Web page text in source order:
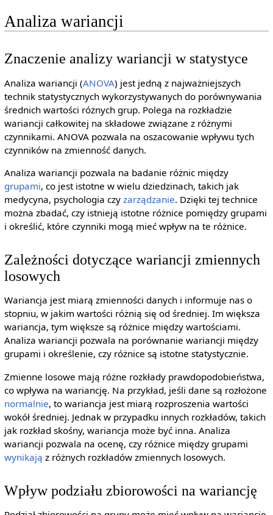
Analiza wariancji
Znaczenie analizy wariancji w statystyce
Analiza wariancji (ANOVA) jest jedną z najważniejszych
technik statystycznych wykorzystywanych do porównywania
średnich wartości różnych grup. Polega na rozkładzie
wariancji całkowitej na składowe związane z różnymi
czynnikami. ANOVA pozwala na oszacowanie wpływu tych
czynników na zmienność danych.
Analiza wariancji pozwala na badanie różnic między
grupami, co jest istotne w wielu dziedzinach, takich jak
medycyna, psychologia czy zarządzanie. Dzięki tej technice
można zbadać, czy istnieją istotne różnice pomiędzy grupami
i określić, które czynniki mogą mieć wpływ na te różnice.
Zależności dotyczące wariancji zmiennych
losowych
Wariancja jest miarą zmienności danych i informuje nas o
stopniu, w jakim wartości różnią się od średniej. Im większa
wariancja, tym większe są różnice między wartościami.
Analiza wariancji pozwala na porównanie wariancji między
grupami i określenie, czy różnice są istotne statystycznie.
Zmienne losowe mają różne rozkłady prawdopodobieństwa,
co wpływa na wariancję. Na przykład, jeśli dane są rozłożone
normalnie, to wariancja jest miarą rozproszenia wartości
wokół średniej. Jednak w przypadku innych rozkładów, takich
jak rozkład skośny, wariancja może być inna. Analiza
wariancji pozwala na ocenę, czy różnice między grupami
wynikają z różnych rozkładów zmiennych losowych.
Wpływ podziału zbiorowości na wariancję